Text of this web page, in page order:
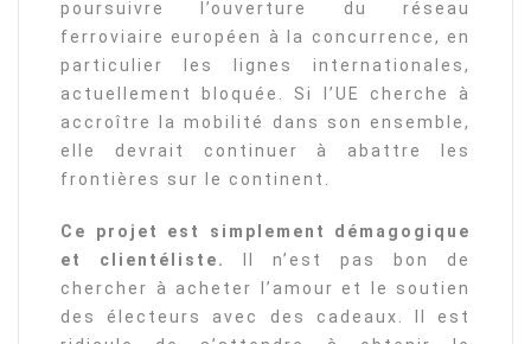
poursuivre l’ouverture du réseau
ferroviaire européen à la concurrence, en
particulier les lignes internationales,
actuellement bloquée. Si l’UE cherche à
accroître la mobilité dans son ensemble,
elle devrait continuer à abattre les
frontières sur le continent.
Ce projet est simplement démagogique
et clientéliste.
Il n’est pas bon de
chercher à acheter l’amour et le soutien
des électeurs avec des cadeaux. Il est